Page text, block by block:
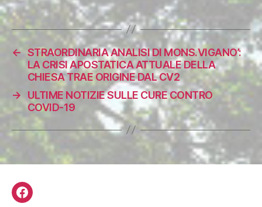
← STRAORDINARIA ANALISI DI MONS.VIGANO’:
LA CRISI APOSTATICA ATTUALE DELLA
CHIESA TRAE ORIGINE DAL CV2
→
ULTIME NOTIZIE SULLE CURE CONTRO
COVID-19
Facebook